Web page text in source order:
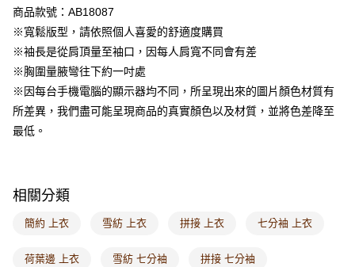
付款後7-11取貨
每筆NT$60，滿NT$1,000(含以上)免運費
宅配
每筆NT$120，滿NT$1,000(含以上)免運費
付款後門市自取
每筆NT$60，滿NT$1,000(含以上)免運費
海外配送-其他亞洲地區
海外配送-歐美地區 查看運費
商品款號：AB18087
※寬鬆版型，請依照個人喜愛的舒適度購買
※袖長是從肩頂量至袖口，因每人肩寬不同會有差
※胸圍量腋彎往下約一吋處
※因每台手機電腦的顯示器均不同，所呈現出來的圖片顏色材質有
所差異，我們盡可能呈現商品的真實顏色以及材質，並將色差降至
最低。
相關分類
簡約 上衣 雪紡 上衣 拼接 上衣 七分袖 上衣
荷葉邊 上衣 雪紡 七分袖 拼接 七分袖